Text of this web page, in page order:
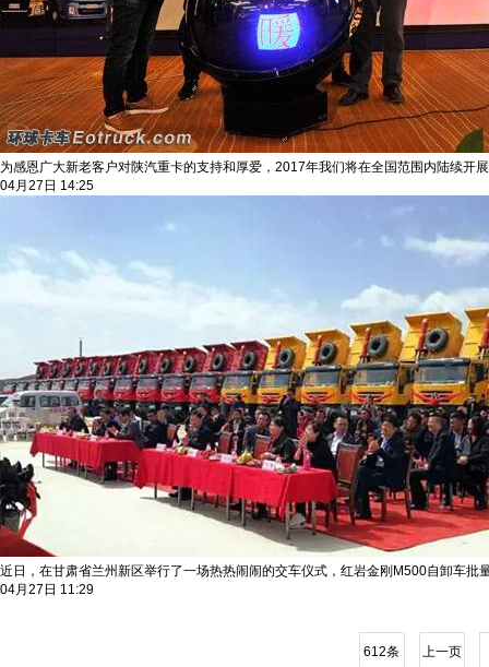
为感恩广大新老客户对陕汽重卡的支持和厚爱，2017年我们将在全国范围内陆续开
04月27日 14:25
近日，在甘肃省兰州新区举行了一场热热闹闹的交车仪式，红岩金刚M500自卸车
04月27日 11:29
612条 上一页